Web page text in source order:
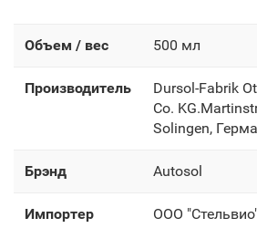
Объем / вес 500 мл
Производитель
Dursol-Fabrik
Co.
Solingen,
Брэнд Autosol
Импортер OOO